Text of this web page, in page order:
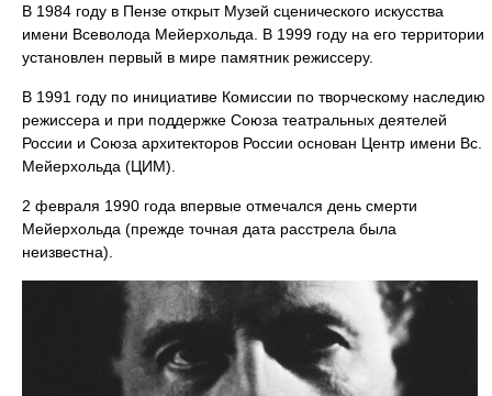
В 1984 году в Пензе открыт Музей сценического искусства
имени Всеволода Мейерхольда. В 1999 году на его территории
установлен первый в мире памятник режиссеру.
В 1991 году по инициативе Комиссии по творческому наследию
режиссера и при поддержке Союза театральных деятелей
России и Союза архитекторов России основан Центр имени Вс.
Мейерхольда (ЦИМ).
2 февраля 1990 года впервые отмечался день смерти
Мейерхольда (прежде точная дата расстрела была
неизвестна).